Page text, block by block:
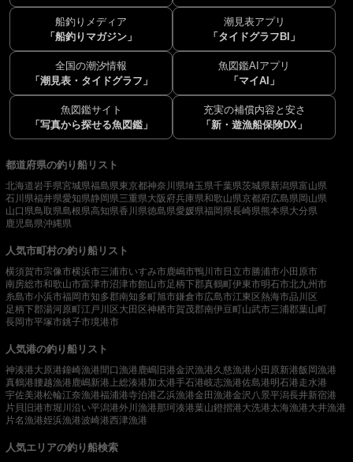
船釣りメディア
「船釣りマガジン」
潮見表アプリ
「タイドグラフBI」
全国の潮汐情報
「潮見表・タイドグラフ」
魚図鑑AIアプリ
「マイAI」
魚図鑑サイト
「写真から探せる魚図鑑」
充実の補償内容と安さ
「新・遊漁船保険DX」
都道府県の釣り船リスト
北海道岩手県宮城県福島県東京都神奈川県埼玉県千葉県茨城県新潟県富山県
石川県福井県愛知県静岡県三重県大阪府兵庫県和歌山県京都府広島県岡山県
山口県鳥取県島根県高知県香川県徳島県愛媛県福岡県長崎県熊本県大分県
鹿児島県沖縄県
人気市町村の釣り船リスト
横須賀市宗像市横浜市三浦市いすみ市鹿嶋市鴨川市 日立市勝浦市小田原市
南房総市和歌山市富津市沼津市館山市足柄下郡真鶴町伊東市明石市北九州市
糸島市小浜市福岡市知多郡南知多町旭市鎌倉市広島市江東区熱海市品川区
足柄下郡湯河原町江戸川区 大田区神栖市賀茂郡南伊豆町山武市三浦郡葉山町
長岡市平塚市銚子市境港市
人気港の釣り船リスト
神湊港大原港鐘崎漁港 間口漁港鹿嶋旧港金沢漁港久慈漁港小田原新港飯岡漁港
真鶴港 腰越漁港鹿嶋新港 上総湊港加太港手石港岐志漁港佐島港明石港走水港
宇佐美港松輪江奈漁港福浦港寺泊港乙浜漁港金田漁港金沢八景平潟長井新宿港
片貝旧港市堀川沿い平潟港外川漁港那珂湊港葉山鐙摺港大洗港太海漁港大井漁港
片名漁港姪浜漁港波崎港西津漁港
人気エリアの釣り船検索